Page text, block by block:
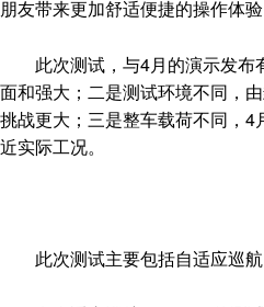
朋友带来更加舒适便捷的操作体
此次测试，与4月的演示发布
面和强大；二是测试环境不同，
挑战更大；三是整车载荷不同，
近实际工况。
此次测试主要包括自适应巡航